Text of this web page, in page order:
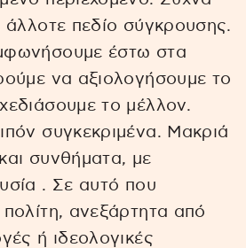
άλλοτε πεδίο σύγκρουσης.
έστω στα
να αξιολογήσουμε το
το μέλλον.
συγκεκριμένα. Μακριά
συνθήματα, με
. Σε αυτό που
ανεξάρτητα από
ή ιδεολογικές